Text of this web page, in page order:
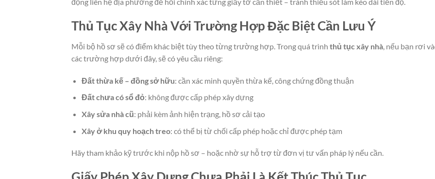
động liên hệ địa phương để hỏi chính xác từng giấy tờ cần thiết – tránh thiếu sót làm kéo dài tiến độ.
Thủ Tục Xây Nhà Với Trường Hợp Đặc Biệt Cần Lưu Ý
Mỗi bộ hồ sơ sẽ có điểm khác biệt tùy theo từng trường hợp. Trong quá trình thủ tục xây nhà, nếu bạn rơi
các trường hợp dưới đây, sẽ có yêu cầu riêng:
Đất thừa kế – đồng sở hữu: cần xác minh quyền thừa kế, công chứng đồng thuận
Đất chưa có sổ đỏ: không được cấp phép xây dựng
Xây sửa nhà cũ: phải kèm ảnh hiện trạng, hồ sơ cải tạo
Xây ở khu quy hoạch treo: có thể bị từ chối cấp phép hoặc chỉ được phép tạm
Hãy tham khảo kỹ trước khi nộp hồ sơ – hoặc nhờ sự hỗ trợ từ đơn vị tư vấn pháp lý nếu cần.